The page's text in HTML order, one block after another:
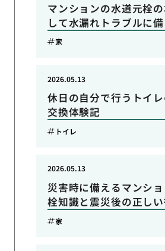
マンションの水道元栓
して水漏れトラブルに
家
休日の自分で行うトイ
交換体験記
2026.05.13
トイレ
災害時に備えるマンシ
栓知識と震災後の正し
2026.05.13
家